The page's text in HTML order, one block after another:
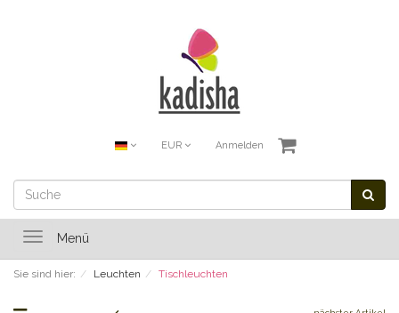
EUR Anmelden
ToggleMenü
Sie sind hier: Leuchten Tischleuchten